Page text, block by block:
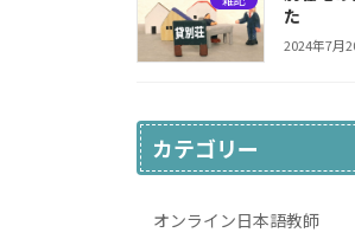
た
2024年7月
カテゴリー
オンライン日本語教師